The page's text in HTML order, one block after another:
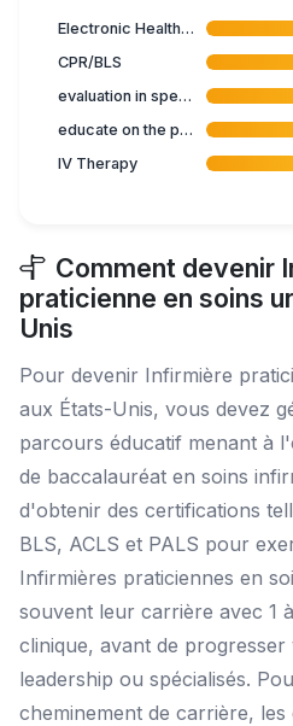
Electronic Health Records
CPR/BLS
evaluation in specialised nursing care
educate on the prevention of illness
IV Therapy
Comment devenir
praticienne en soins
Unis
Pour devenir Infirmière
aux États-Unis, vous devez
parcours éducatif menant à
de baccalauréat en soins
d'obtenir des certifications
BLS, ACLS et PALS pour
Infirmières praticiennes en
souvent leur carrière avec 1
clinique, avant de progresser
leadership ou spécialisés.
cheminement de carrière, les